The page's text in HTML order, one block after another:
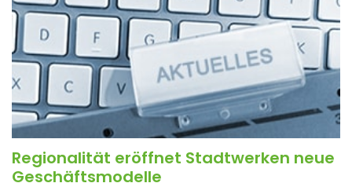
Regionalität eröffnet Stadtwerken neue
Geschäftsmodelle